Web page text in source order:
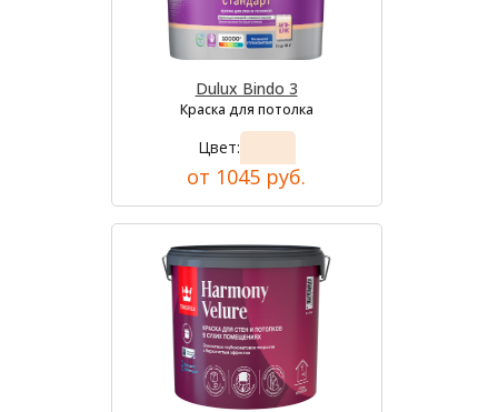
Dulux Bindo 3
Краска для потолка
Цвет:
от 1045 руб.